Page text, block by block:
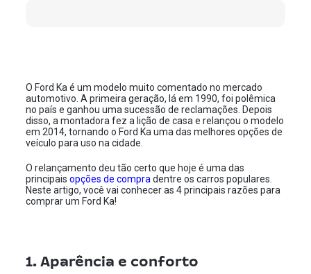
O Ford Ka é um modelo muito comentado no mercado
automotivo. A primeira geração, lá em 1990, foi polêmica
no país e ganhou uma sucessão de reclamações. Depois
disso, a montadora fez a lição de casa e relançou o modelo
em 2014, tornando o Ford Ka uma das melhores opções de
veículo para uso na cidade.
O relançamento deu tão certo que hoje é uma das
principaisopções de compra dentre os carros populares.
Neste artigo, você vai conhecer as 4 principais razões para
comprar um Ford Ka!
1. Aparência e conforto